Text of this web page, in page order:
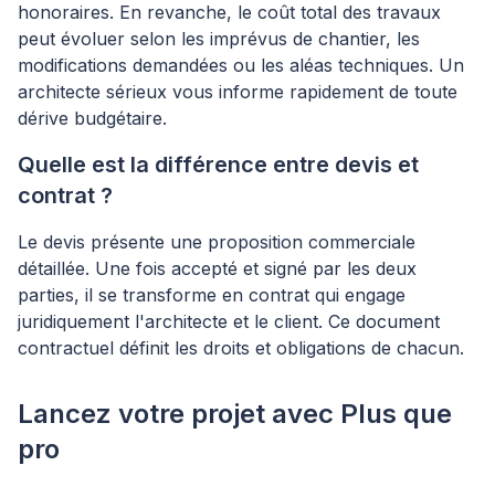
honoraires. En revanche, le coût total des travaux
peut évoluer selon les imprévus de chantier, les
modifications demandées ou les aléas techniques. Un
architecte sérieux vous informe rapidement de toute
dérive budgétaire.
Quelle est la différence entre devis et
contrat ?
Le devis présente une proposition commerciale
détaillée. Une fois accepté et signé par les deux
parties, il se transforme en contrat qui engage
juridiquement l'architecte et le client. Ce document
contractuel définit les droits et obligations de chacun.
Lancez votre projet avec Plus que
pro